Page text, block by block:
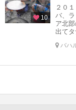
10
２０
バ、
ア北
出て
バハ